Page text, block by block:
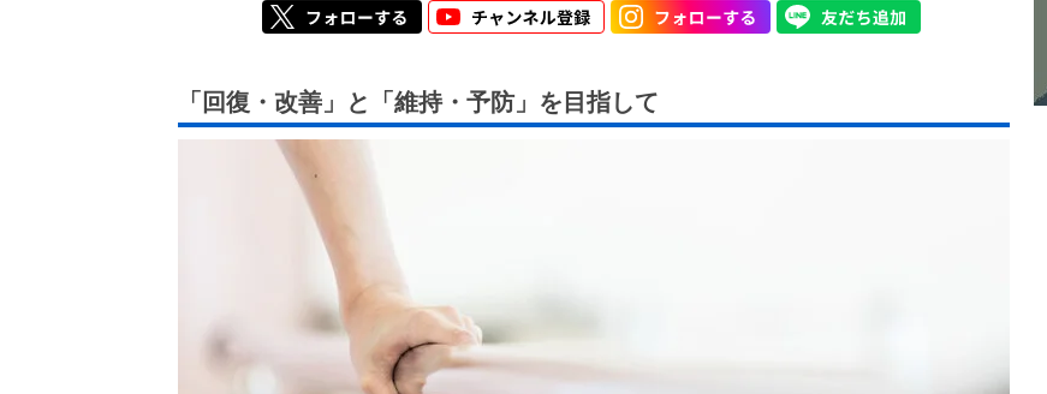
「回復・改善」と「維持・予防」を目指して